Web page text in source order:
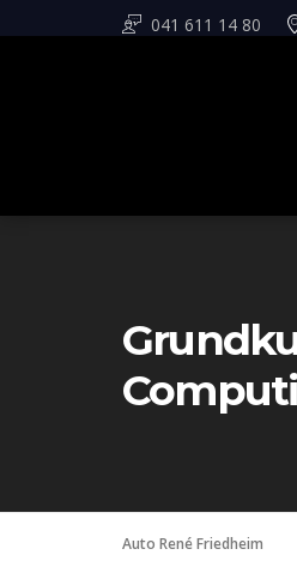
041 611 14 80
Auto René Friedheim